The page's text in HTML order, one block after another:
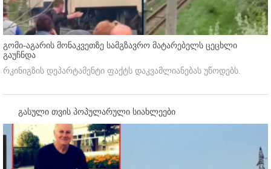
გომი-აგარის მონაკვეთზე სამგზავრო მატარებელს ცეცხლი
გაუჩნდა
რკინიგზის დეპარტამენტი ფაქტს დაკვამლიანებას უწოდებს.
გასული თვის პოპულარული სიახლეები